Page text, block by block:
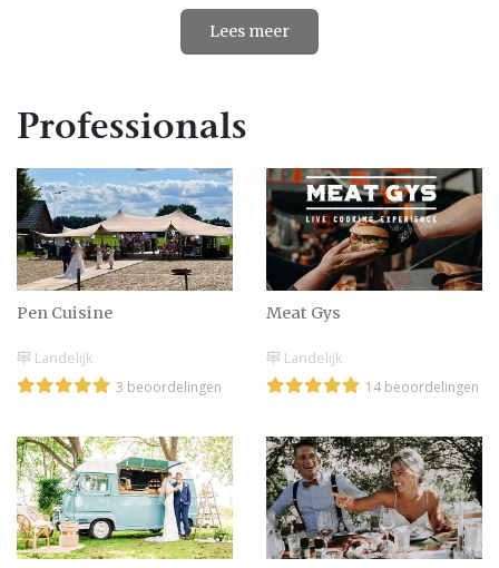
Professionals
Pen Cuisine
Landelijk
3 beoordelingen
Meat Gys
Landelijk
14 beoordelingen
6x foodtrucks op je
bruiloft
Wat dacht je van
foodtrucks op je bruiloft?
Een pop up bruiloft in
het park
Lees meer